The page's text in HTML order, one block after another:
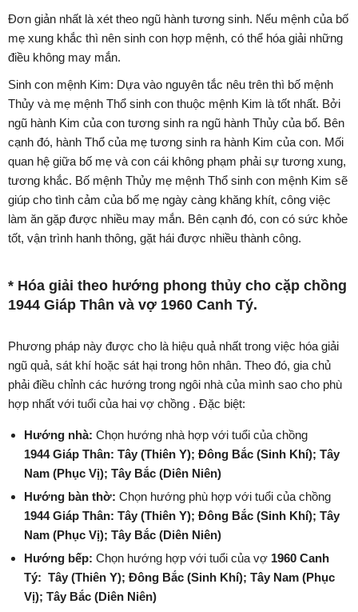
Đơn giản nhất là xét theo ngũ hành tương sinh. Nếu mệnh của bố
mẹ xung khắc thì nên sinh con hợp mệnh, có thể hóa giải những
điều không may mắn.
Sinh con mệnh Kim: Dựa vào nguyên tắc nêu trên thì bố mệnh
Thủy và mẹ mệnh Thổ sinh con thuộc mệnh Kim là tốt nhất. Bởi
ngũ hành Kim của con tương sinh ra ngũ hành Thủy của bố. Bên
cạnh đó, hành Thổ của mẹ tương sinh ra hành Kim của con. Mối
quan hệ giữa bố mẹ và con cái không phạm phải sự tương xung,
tương khắc. Bố mệnh Thủy mẹ mệnh Thổ sinh con mệnh Kim sẽ
giúp cho tình cảm của bố mẹ ngày càng khăng khít, công việc
làm ăn gặp được nhiều may mắn. Bên cạnh đó, con có sức khỏe
tốt, vận trình hanh thông, gặt hái được nhiều thành công.
* Hóa giải theo hướng phong thủy cho cặp chồng
1944 Giáp Thân và vợ 1960 Canh Tý.
Phương pháp này được cho là hiệu quả nhất trong việc hóa giải
ngũ quả, sát khí hoặc sát hại trong hôn nhân. Theo đó, gia chủ
phải điều chỉnh các hướng trong ngôi nhà của mình sao cho phù
hợp nhất với tuổi của hai vợ chồng . Đặc biệt:
Hướng nhà: Chọn hướng nhà hợp với tuổi của chồng
1944 Giáp Thân: Tây (Thiên Y); Đông Bắc (Sinh Khí); Tây
Nam (Phục Vị); Tây Bắc (Diên Niên)
Hướng bàn thờ: Chọn hướng phù hợp với tuổi của chồng
1944 Giáp Thân: Tây (Thiên Y); Đông Bắc (Sinh Khí); Tây
Nam (Phục Vị); Tây Bắc (Diên Niên)
Hướng bếp: Chọn hướng hợp với tuổi của vợ 1960 Canh
Tý: Tây (Thiên Y); Đông Bắc (Sinh Khí); Tây Nam (Phục
Vị); Tây Bắc (Diên Niên)